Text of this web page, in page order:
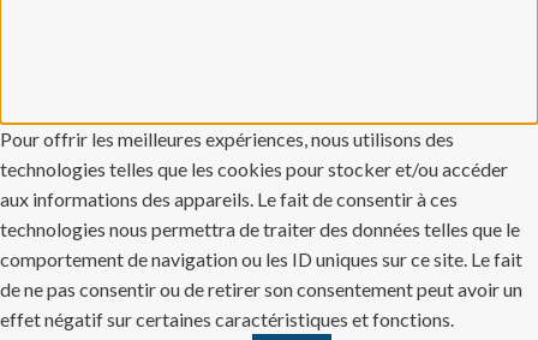
Pour offrir les meilleures expériences, nous utilisons des
technologies telles que les cookies pour stocker et/ou accéder
aux informations des appareils. Le fait de consentir à ces
technologies nous permettra de traiter des données telles que le
comportement de navigation ou les ID uniques sur ce site. Le fait
de ne pas consentir ou de retirer son consentement peut avoir un
effet négatif sur certaines caractéristiques et fonctions.